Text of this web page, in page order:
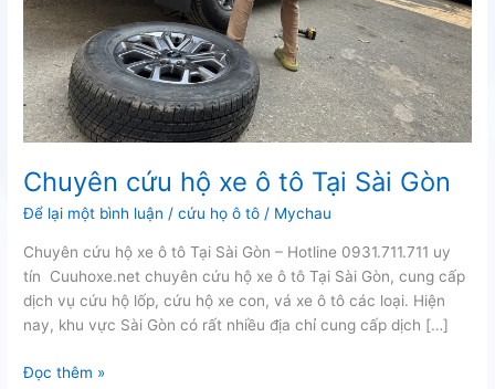
Chuyên cứu hộ xe ô tô Tại Sài Gòn
Để lại một bình luận /cứu họ ô tô / Mychau
Chuyên cứu hộ xe ô tô Tại Sài Gòn – Hotline 0931.711.711 uy
tín Cuuhoxe.net chuyên cứu hộ xe ô tô Tại Sài Gòn, cung cấp
dịch vụ cứu hộ lốp, cứu hộ xe con, vá xe ô tô các loại. Hiện
nay, khu vực Sài Gòn có rất nhiều địa chỉ cung cấp dịch […]
Chuyên
Đọc thêm »